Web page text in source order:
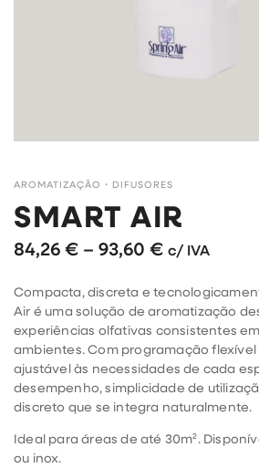
AROMATIZAÇÃO ・ DIFUSORES
SMART AIR
84,26€ – 93,60 € c/ IVA
Compacta, discreta e
Air é uma solução de aromatização
experiências olfativas consistentes
ambientes. Com programação
ajustável às necessidades de cada
desempenho, simplicidade de
discreto que se integra naturalmente.
Ideal para áreas de até 30m².
ou inox.